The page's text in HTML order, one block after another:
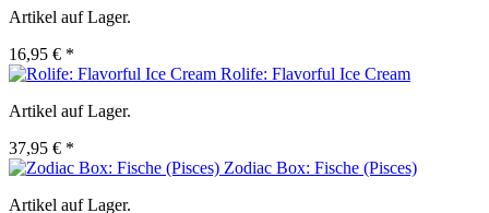
Artikel auf Lager.
16,95 € *
Rolife: Flavorful Ice Cream
Artikel auf Lager.
37,95 € *
Zodiac Box: Fische (Pisces)
Artikel auf Lager.